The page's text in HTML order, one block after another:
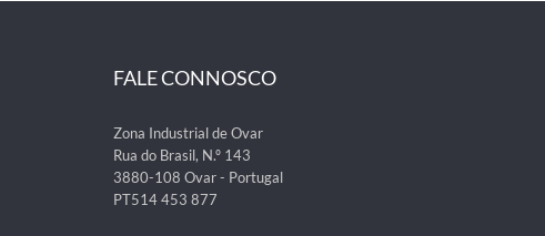
FALE CONNOSCO
Zona Industrial de Ovar
Rua do Brasil, N.º 143
3880-108 Ovar - Portugal
PT514 453 877